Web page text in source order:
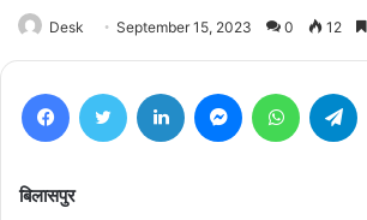
Desk September 15, 2023 0 12
FacebookTwitter LinkedIn MessengerWhatsApp
बिलासपुर